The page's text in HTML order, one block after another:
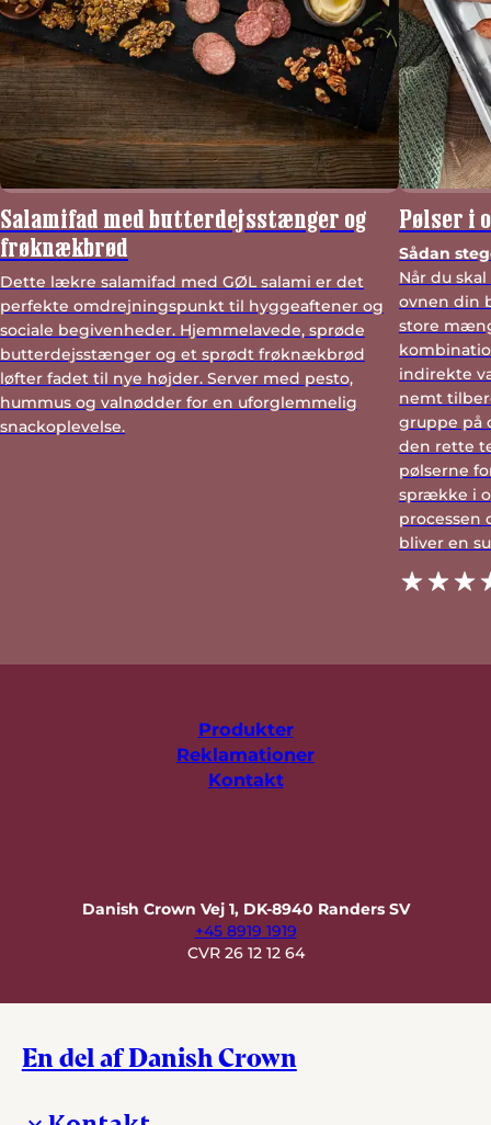
Salamifad med butterdejsstænger og
frøknækbrød
Dette lækre salamifad med GØL salami er det
perfekte omdrejningspunkt til hyggeaftener og
sociale begivenheder. Hjemmelavede, sprøde
butterdejsstænger og et sprødt frøknækbrød
løfter fadet til nye højder. Server med pesto,
hummus og valnødder for en uforglemmelig
snackoplevelse.
Pølser i
Sådan
Når du
ovnen din
store
indirekte
nemt
gruppe på
den rette
pølserne
sprække i
processen
bliver en
Produkter
Reklamationer
Kontakt
Danish Crown Vej 1, DK-8940 Randers SV
+45 8919 1919
CVR 26 12 12 64
En del af Danish Crown